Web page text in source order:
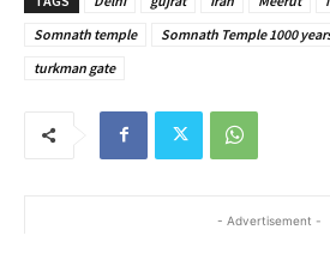
Somnath temple
Somnath Temple 1000
turkman gate
- Advertisement -